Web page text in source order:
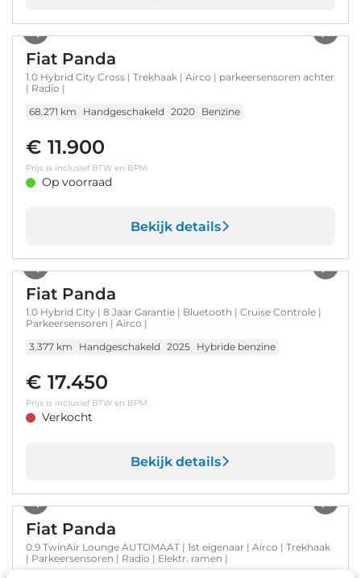
Fiat Panda
1.0 Hybrid City Cross | Trekhaak | Airco | parkeersensoren achter
| Radio |
68.271 km
Handgeschakeld 2020 Benzine
€ 11.900
Prijs is inclusief BTW en BPM.
Op voorraad
Bekijk details
Fiat Panda
1.0 Hybrid City | 8 Jaar Garantie | Bluetooth | Cruise Controle |
Parkeersensoren | Airco |
3.377 km
Handgeschakeld 2025 Hybride benzine
€ 17.450
Prijs is inclusief BTW en BPM.
Verkocht
Bekijk details
Fiat Panda
0.9 TwinAir Lounge AUTOMAAT | 1st eigenaar | Airco | Trekhaak
| Parkeersensoren | Radio | Elektr. ramen |